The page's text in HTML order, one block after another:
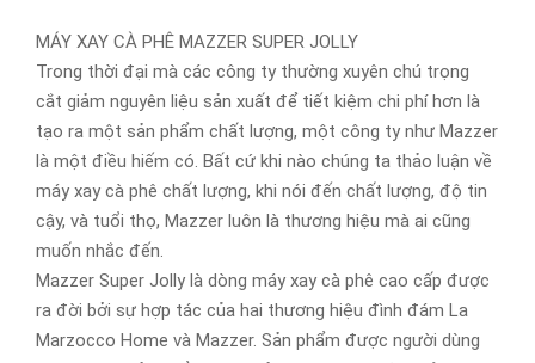
MÁY XAY CÀ PHÊ MAZZER SUPER JOLLY
Trong thời đại mà các công ty thường xuyên chú trọng
cắt giảm nguyên liệu sản xuất để tiết kiệm chi phí hơn là
tạo ra một sản phẩm chất lượng, một công ty như Mazzer
là một điều hiếm có. Bất cứ khi nào chúng ta thảo luận về
máy xay cà phê chất lượng, khi nói đến chất lượng, độ tin
cậy, và tuổi thọ, Mazzer luôn là thương hiệu mà ai cũng
muốn nhắc đến.
Mazzer Super Jolly là dòng máy xay cà phê cao cấp được
ra đời bởi sự hợp tác của hai thương hiệu đình đám La
Marzocco Home và Mazzer. Sản phẩm được người dùng